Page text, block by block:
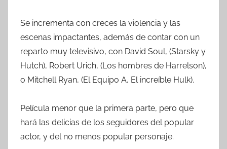
Se incrementa con creces la violencia y las
escenas impactantes, además de contar con un
reparto muy televisivo, con David Soul, (Starsky y
Hutch), Robert Urich, (Los hombres de Harrelson),
o Mitchell Ryan, (El Equipo A, El increíble Hulk).
Película menor que la primera parte, pero que
hará las delicias de los seguidores del popular
actor, y del no menos popular personaje.